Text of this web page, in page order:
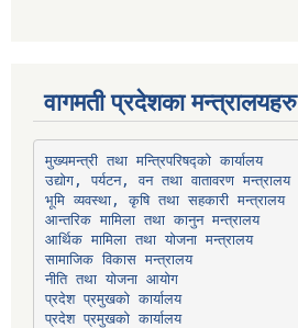
वागमती प्रदेशका मन्त्रालयहरु
मुख्यमन्त्री तथा मन्त्रिपरिषद्को कार्यालय
उद्योग, पर्यटन, वन तथा वातावरण मन्त्रालय
भूमि व्यवस्था, कृषि तथा सहकारी मन्त्रालय
आन्तरिक मामिला तथा कानुन मन्त्रालय
आर्थिक मामिला तथा योजना मन्त्रालय
सामाजिक विकास मन्त्रालय
नीति तथा योजना आयोग
प्रदेश प्रमुखको कार्यालय
प्रदेश प्रमुखको कार्यालय